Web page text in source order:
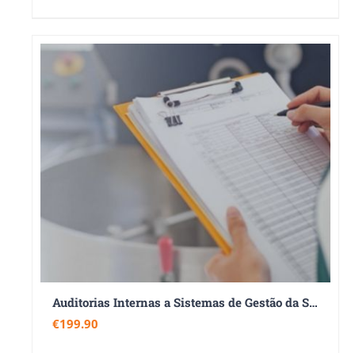
Auditorias Internas a Sistemas de Gestão da Segurança Alimentar – NP EN ISO 22000:2018
€199.90